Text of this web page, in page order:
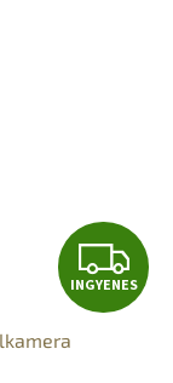
I
N
INGYENES